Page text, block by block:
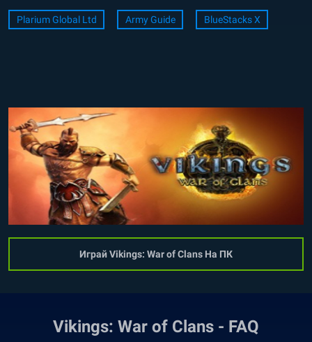
Plarium Global Ltd Army Guide BlueStacks X
Играй Vikings: War of Clans На ПК
Vikings: War of Clans - FAQ